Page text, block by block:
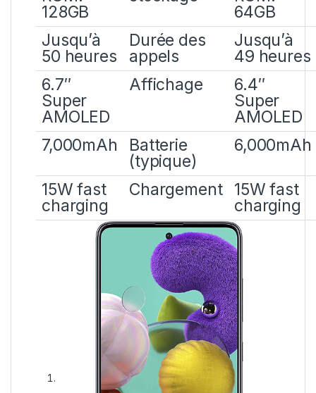
128GB
64GB
Jusqu’à
50 heures
Durée des
appels
Jusqu’à
49 heures
6.7″
Super
AMOLED
Affichage
6.4″
Super
AMOLED
7,000mAh
Batterie
(typique)
6,000mAh
15W fast
charging
Chargement
15W fast
charging